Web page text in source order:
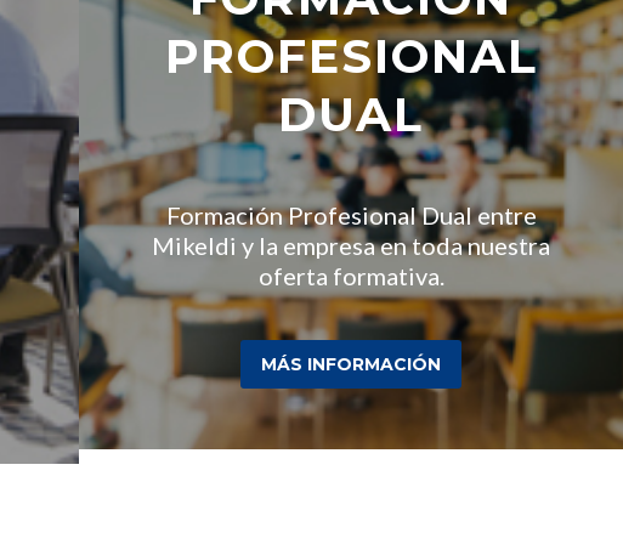
PROFESIONAL
DUAL
Formación Profesional Dual entre
Mikeldi y la empresa en toda nuestra
oferta formativa.
MÁS INFORMACIÓN